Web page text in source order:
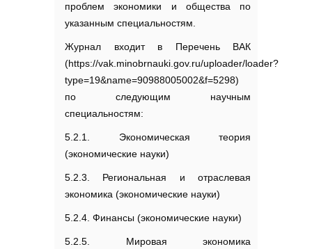
проблем экономики и общества по
указанным специальностям.
Журнал входит в Перечень ВАК
(https://vak.minobrnauki.gov.ru/uploader/loader?
type=19&name=90988005002&f=5298)
по следующим научным
специальностям:
5.2.1. Экономическая теория
(экономические науки)
5.2.3. Региональная и отраслевая
экономика (экономические науки)
5.2.4. Финансы (экономические науки)
5.2.5. Мировая экономика